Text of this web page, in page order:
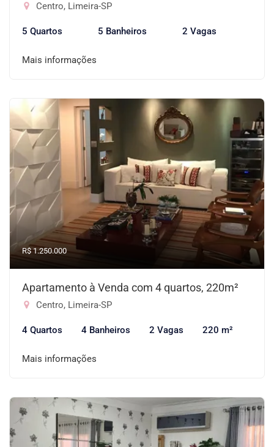
Centro, Limeira-SP
5 Quartos 5 Banheiros 2 Vagas
Mais informações
R$ 1.250.000
Apartamento à Venda com 4 quartos, 220m²
Centro, Limeira-SP
4 Quartos 4 Banheiros 2 Vagas 220 m²
Mais informações